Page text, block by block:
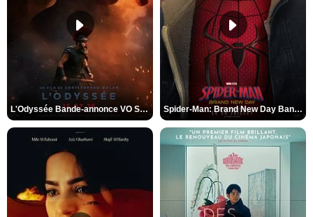
L'Odyssée Bande-annonce VO STFR Spider-Man: Brand New Day Bande-annonce VO STFR